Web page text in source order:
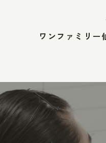
ワンファミリー